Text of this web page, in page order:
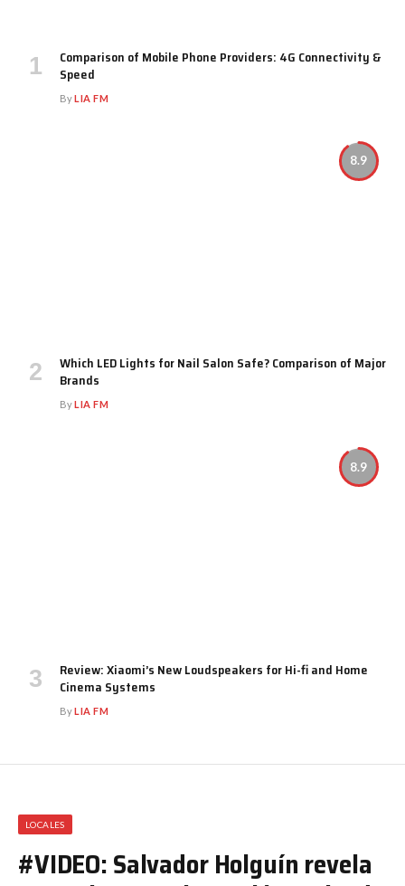
Comparison of Mobile Phone Providers: 4G Connectivity &
Speed
ByLIA FM
8.9
Which LED Lights for Nail Salon Safe? Comparison of Major
Brands
ByLIA FM
8.9
Review: Xiaomi’s New Loudspeakers for Hi-fi and Home
Cinema Systems
ByLIA FM
LOCALES
#VIDEO: Salvador Holguín revela